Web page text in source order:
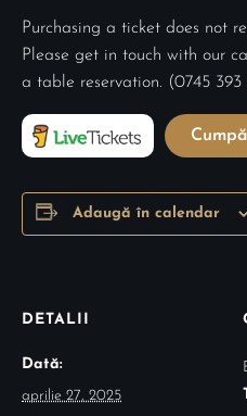
Purchasing a ticket does not
Please get in touch with our
a table reservation. (0745 393
Adaugă în calendar
DETALII
Dată:
aprilie 27, 2025